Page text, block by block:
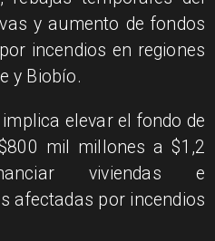
y aumento de fondos
incendios en regiones
y Biobío.
elevar el fondo de
mil millones a $1,2
viviendas e
afectadas por incendios